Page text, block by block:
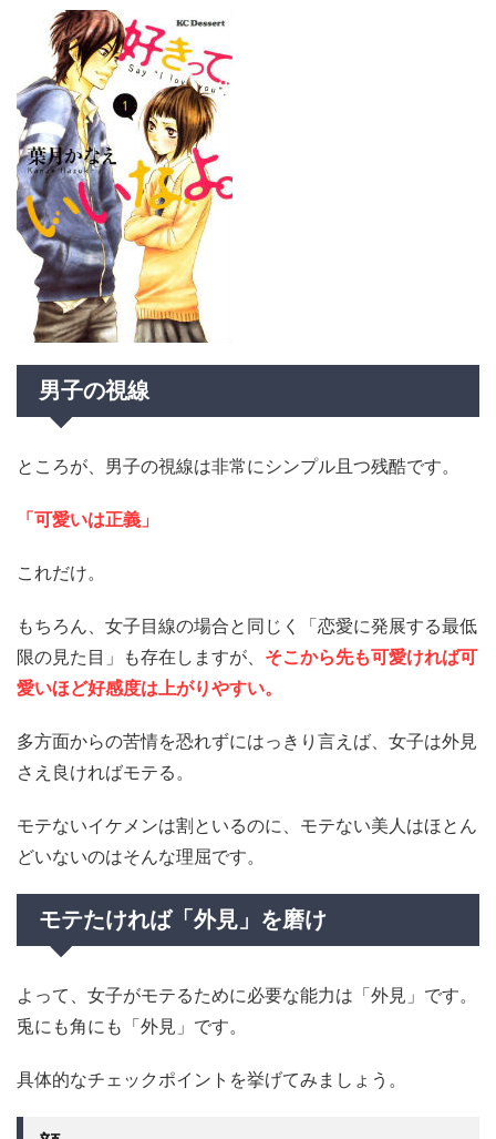
男子の視線
ところが、男子の視線は非常にシンプル且つ残酷です。
「可愛いは正義」
これだけ。
もちろん、女子目線の場合と同じく「恋愛に発展する最低
限の見た目」も存在しますが、 そこから先も可愛ければ可
愛いほど好感度は上がりやすい。
多方面からの苦情を恐れずにはっきり言えば、女子は外見
さえ良ければモテる。
モテないイケメンは割といるのに、モテない美人はほとん
どいないのはそんな理屈です。
モテたければ「外見」を磨け
よって、女子がモテるために必要な能力は「外見」です。
兎にも角にも「外見」です。
具体的なチェックポイントを挙げてみましょう。